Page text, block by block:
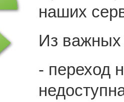
наших
Из важных
- переход